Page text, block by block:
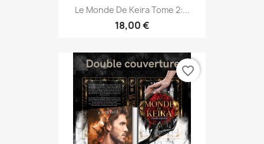
Le Monde De Keira Tome 2:...
18,00 €
favorite_border